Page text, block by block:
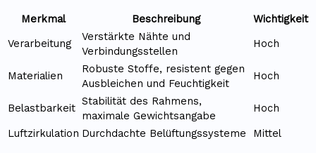
Merkmal Beschreibung
Wichtigkeit
Verarbeitung
Verstärkte Nähte und
Verbindungsstellen
Hoch
Materialien
Robuste Stoffe, resistent gegen
Ausbleichen und Feuchtigkeit
Hoch
Belastbarkeit
Stabilität des Rahmens,
maximale Gewichtsangabe
Hoch
Luftzirkulation Durchdachte Belüftungssysteme Mittel